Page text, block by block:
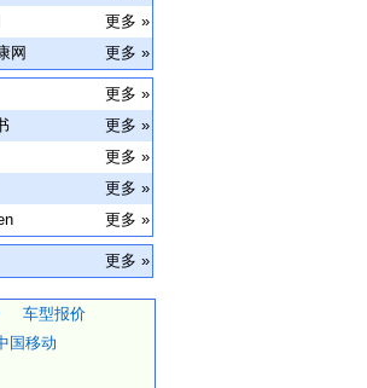
更多 »
网 更多 »
更多 »
更多 »
更多 »
更多 »
更多 »
更多 »
车型报价
国移动